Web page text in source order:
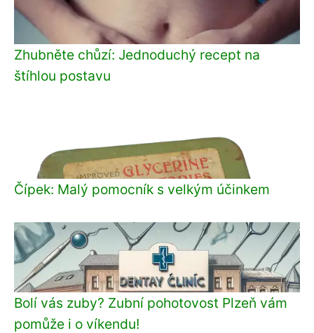
Zhubněte chůzí: Jednoduchý recept na
štíhlou postavu
Čípek: Malý pomocník s velkým účinkem
Bolí vás zuby? Zubní pohotovost Plzeň vám
pomůže i o víkendu!